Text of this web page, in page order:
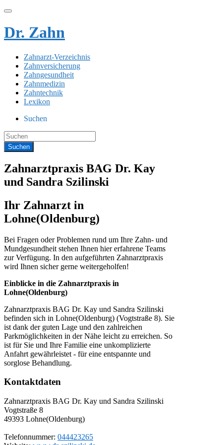
Dr. Zahn
Zahnarzt-Verzeichnis
Zahnversicherung
Zahngesundheit
Zahnmedizin
Zahntechnik
Lexikon
Suchen
Zahnarztpraxis BAG Dr. Kay
und Sandra Szilinski
Ihr Zahnarzt in
Lohne(Oldenburg)
Bei Fragen oder Problemen rund um Ihre Zahn- und
Mundgesundheit stehen Ihnen hier erfahrene Teams
zur Verfügung. In den aufgeführten Zahnarztpraxis
wird Ihnen sicher gerne weitergeholfen!
Einblicke in die Zahnarztpraxis in
Lohne(Oldenburg)
Zahnarztpraxis BAG Dr. Kay und Sandra Szilinski
befinden sich in Lohne(Oldenburg) (Vogtstraße 8). Sie
ist dank der guten Lage und den zahlreichen
Parkmöglichkeiten in der Nähe leicht zu erreichen. So
ist für Sie und Ihre Familie eine unkomplizierte
Anfahrt gewährleistet - für eine entspannte und
sorglose Behandlung.
Kontaktdaten
Zahnarztpraxis BAG Dr. Kay und Sandra Szilinski
Vogtstraße 8
49393 Lohne(Oldenburg)
Telefonnummer: 044423265